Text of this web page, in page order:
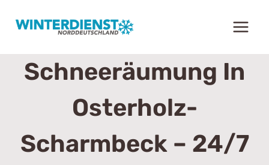
Inhalt
Schneeräumung In
Osterholz-
Scharmbeck – 24/7